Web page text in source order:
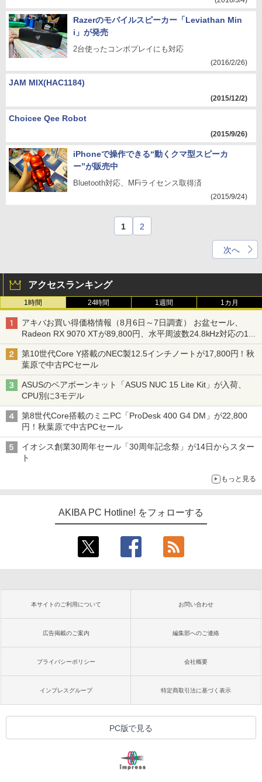
Razerのモバイルスピーカー「Leviathan Min
i」が発売
2台使ったコンボプレイにも対応
(2016/2/26)
JAM MIX(HAC1184)
(2015/12/2)
Choicee Qee Robot
(2015/9/26)
iPhoneで操作できる“動くクマ型スピーカ
ー”が販売中
Bluetooth対応、MFiライセンス取得済
(2015/9/24)
1 2
次へ
アクセスランキング
1時間 24時間 1週間 1カ月
アキバお買い得価格情報（8月6日～7日調査） お盆セール、
Radeon RX 9070 XTが89,800円、水平周波数24.8kHz対応の17
型モニターが9,801円、暑さ指数連動セール ほか
第10世代Core Y搭載のNEC製12.5インチノートが17,800円！秋
葉原で中古PCセール
ASUSのベアボーンキット「ASUS NUC 15 Lite Kit」が入荷、
CPU別に3モデル
第8世代Core搭載のミニPC「ProDesk 400 G4 DM」が22,800
円！秋葉原で中古PCセール
イオシス創業30周年セール「30周年記念祭」が14日からスター
ト
もっと見る
AKIBA PC Hotline! をフォローする
本サイトのご利用について お問い合わせ
広告掲載のご案内 編集部へのご連絡
プライバシーポリシー 会社概要
インプレスグループ 特定商取引法に基づく表示
PC版で見る